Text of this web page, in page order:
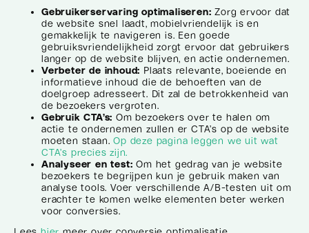
Gebruikerservaring optimaliseren: Zorg ervoor dat
de website snel laadt, mobielvriendelijk is en
gemakkelijk te navigeren is. Een goede
gebruiksvriendelijkheid zorgt ervoor dat gebruikers
langer op de website blijven, en actie ondernemen.
Verbeter de inhoud: Plaats relevante, boeiende en
informatieve inhoud die de behoeften van de
doelgroep adresseert. Dit zal de betrokkenheid van
de bezoekers vergroten.
Gebruik CTA’s: Om bezoekers over te halen om
actie te ondernemen zullen er CTA’s op de website
moeten staan.Op deze pagina leggen we uit wat
CTA’s precies zijn.
Analyseer en test: Om het gedrag van je website
bezoekers te begrijpen kun je gebruik maken van
analyse tools. Voer verschillende A/B-testen uit om
erachter te komen welke elementen beter werken
voor conversies.